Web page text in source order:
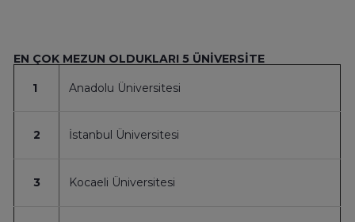
EN ÇOK MEZUN OLDUKLARI 5 ÜNİVERSİTE
1 Anadolu Üniversitesi
2 İstanbul Üniversitesi
3 Kocaeli Üniversitesi